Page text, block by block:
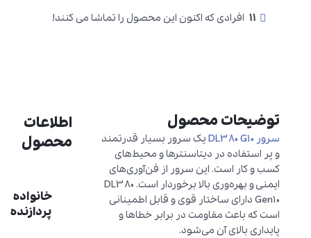
11 افرادی که اکنون این محصول را تماشا می کنند!
توضیحات محصول
سرور DL380 G10
یک سرور بسیار قدرتمند
و پر استفاده در دیتاسنترها و محیط‌های
کسب و کار است. این سرور از فن‌آوری‌های
ایمنی و بهره‌وری بالا برخوردار است. DL380
Gen10 دارای ساختار قوی و قابل اطمینانی
است که باعث مقاومت در برابر خطاها و
پایداری بالای آن می‌شود.
اطلاعات
محصول
خانواده
پردازنده